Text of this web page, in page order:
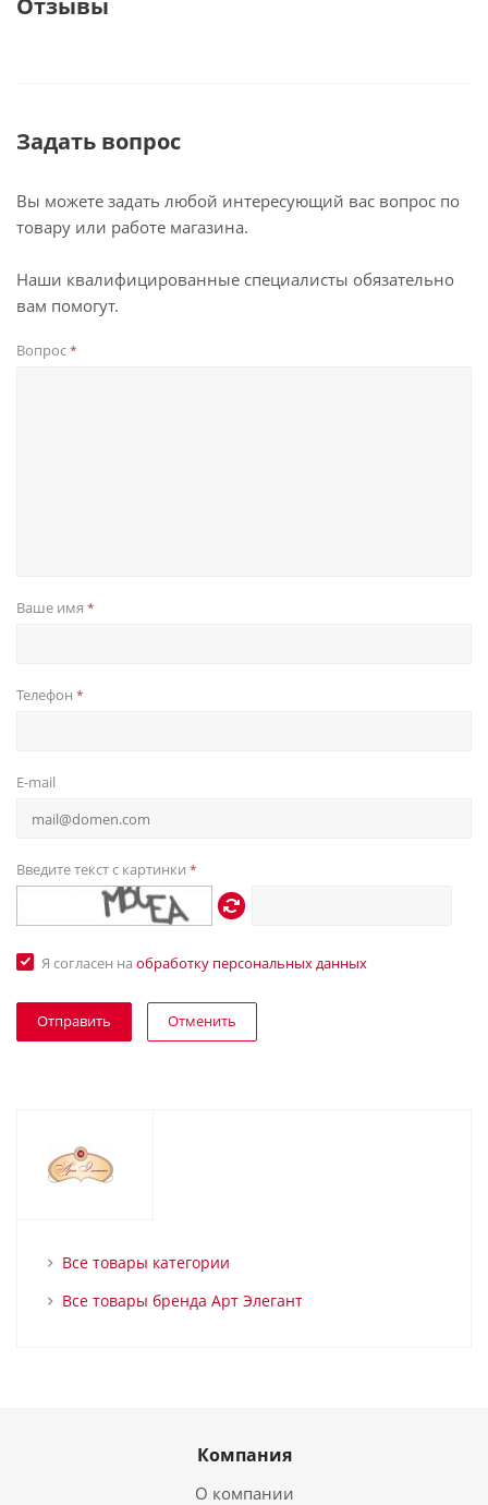
Отзывы
Задать вопрос
Вы можете задать любой интересующий вас вопрос по
товару или работе магазина.
Наши квалифицированные специалисты обязательно
вам помогут.
Вопрос*
Ваше имя *
Телефон *
E-mail
Введите текст с картинки *
Я согласен на обработку персональных данных
Отменить
Все товары категории
Все товары бренда Арт Элегант
Компания
О компании